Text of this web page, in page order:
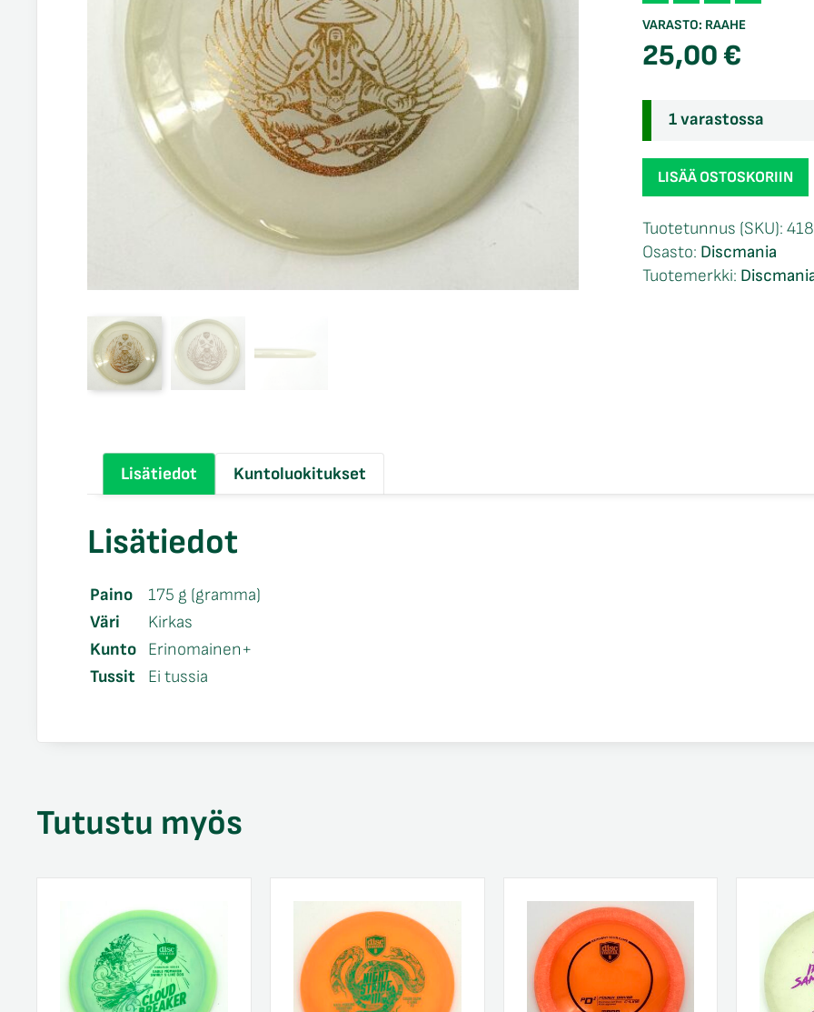
VARASTO: RAAHE
25,00€
1 varastossa
Discmania
Active
Glow
Sensei
Niko
LISÄÄ OSTOSKORIIN
Tuotetunnus (SKU):
Osasto: Discmania
Tuotemerkki:
Lisätiedot Kuntoluokitukset
Lisätiedot
Paino
175 g (gramma)
Väri
Kirkas
Kunto
Erinomainen+
Tussit
Ei tussia
Tutustu myös